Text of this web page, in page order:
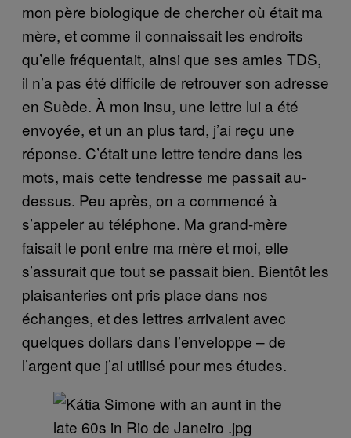
mon père biologique de chercher où était ma
mère, et comme il connaissait les endroits
qu’elle fréquentait, ainsi que ses amies TDS,
il n’a pas été difficile de retrouver son adresse
en Suède. À mon insu, une lettre lui a été
envoyée, et un an plus tard, j’ai reçu une
réponse. C’était une lettre tendre dans les
mots, mais cette tendresse me passait au-
dessus. Peu après, on a commencé à
s’appeler au téléphone. Ma grand-mère
faisait le pont entre ma mère et moi, elle
s’assurait que tout se passait bien. Bientôt les
plaisanteries ont pris place dans nos
échanges, et des lettres arrivaient avec
quelques dollars dans l’enveloppe – de
l’argent que j’ai utilisé pour mes études.